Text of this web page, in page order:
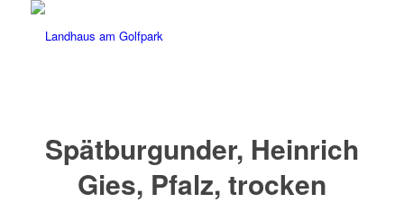
Spätburgunder, Heinrich
Gies, Pfalz, trocken